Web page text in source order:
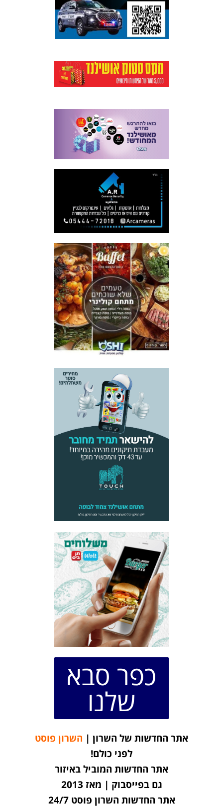
כפר סבא
שלנו
אתר החדשות של השרון | השרון פוסט
לפני כולם!
אתר החדשות המוביל באיזור
גם בפייסבוק | מאז 2013
אתר החדשות השרון פוסט 24/7